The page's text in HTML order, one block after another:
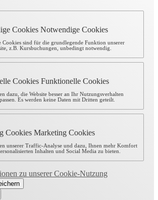
Cookies Notwendige Cookies
Cookies sind für die grundlegende Funktion unserer
z.B. Kursbuchungen, unbedingt notwendig.
Cookies Funktionelle Cookies
dazu, die Website besser an Ihr Nutzungsverhalten
Es werden keine Daten mit Dritten geteilt.
Cookies Marketing Cookies
unserer Traffic-Analyse und dazu, Ihnen mehr Komfort
Inhalten und Social Media zu bieten.
zu unserer Cookie-Nutzung